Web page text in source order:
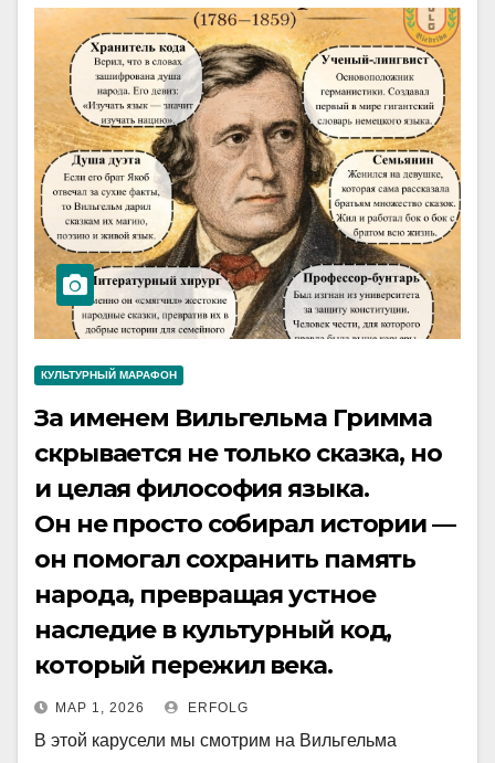
КУЛЬТУРНЫЙ МАРАФОН
За именем Вильгельма Гримма
скрывается не только сказка, но
и целая философия языка.
Он не просто собирал истории —
он помогал сохранить память
народа, превращая устное
наследие в культурный код,
который пережил века.
МАР 1, 2026 ERFOLG
В этой карусели мы смотрим на Вильгельма